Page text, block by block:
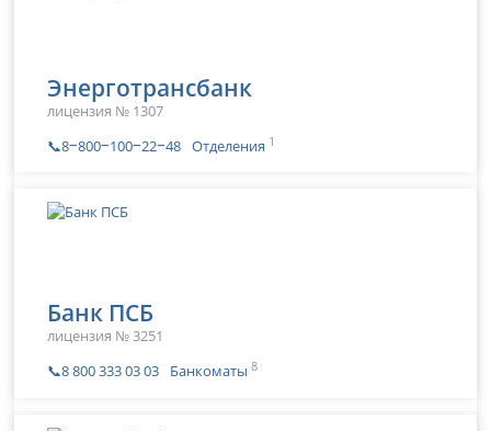
Энерготрансбанк
лицензия № 1307
📞8‒800‒100‒22‒48 Отделения 1
Банк ПСБ
лицензия № 3251
📞8 800 333 03 03
Банкоматы 8